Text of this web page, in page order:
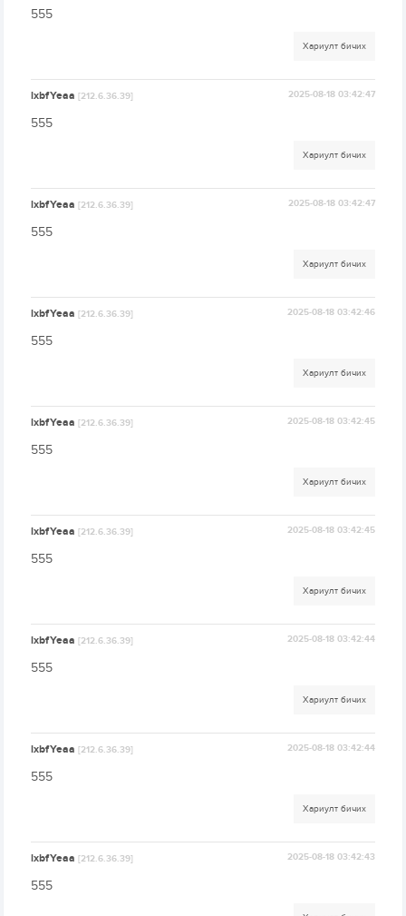
555
Хариулт бичих
lxbfYeaa[212.6.36.39] 2025-08-18 03:42:47
555
Хариулт бичих
lxbfYeaa[212.6.36.39] 2025-08-18 03:42:47
555
Хариулт бичих
lxbfYeaa[212.6.36.39] 2025-08-18 03:42:46
555
Хариулт бичих
lxbfYeaa[212.6.36.39] 2025-08-18 03:42:45
555
Хариулт бичих
lxbfYeaa[212.6.36.39] 2025-08-18 03:42:45
555
Хариулт бичих
lxbfYeaa[212.6.36.39] 2025-08-18 03:42:44
555
Хариулт бичих
lxbfYeaa[212.6.36.39] 2025-08-18 03:42:44
555
Хариулт бичих
lxbfYeaa[212.6.36.39] 2025-08-18 03:42:43
555